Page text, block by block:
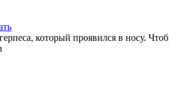
который проявился в носу.